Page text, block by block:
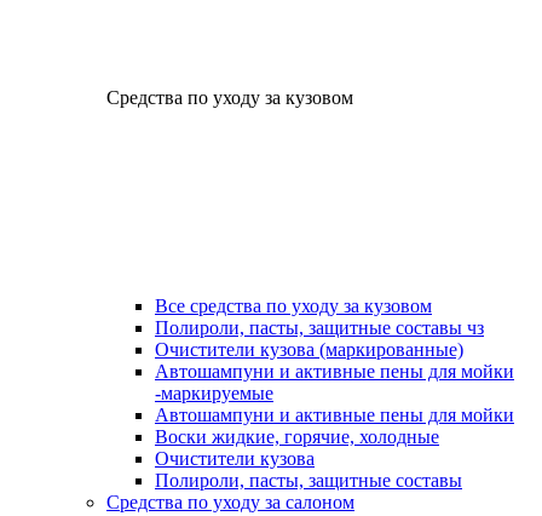
Средства по уходу за кузовом
Все средства по уходу за кузовом
Полироли, пасты, защитные составы чз
Очистители кузова (маркированные)
Автошампуни и активные пены для мойки
-маркируемые
Автошампуни и активные пены для мойки
Воски жидкие, горячие, холодные
Очистители кузова
Полироли, пасты, защитные составы
Средства по уходу за салоном